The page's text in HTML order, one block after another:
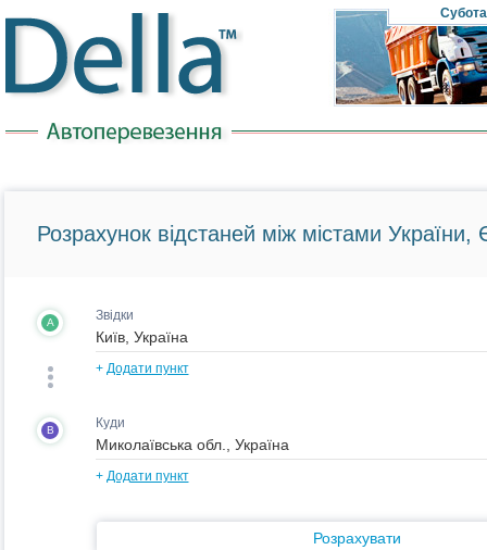
Субота
Розрахунок відстаней між містами України,
A Звідки
+ Додати пункт
B Куди
+ Додати пункт
Розрахувати